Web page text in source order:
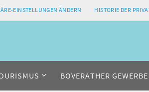
EINSTELLUNGEN ÄNDERN HISTORIE DER
BOVERATHER GEWERBE